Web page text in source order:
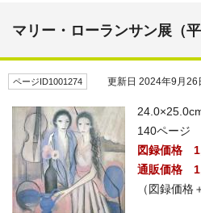
マリー・ローランサン展（平
ページID1001274 更新日 2024年9月26
140ページ
図録価格
通販価格
（図録価格